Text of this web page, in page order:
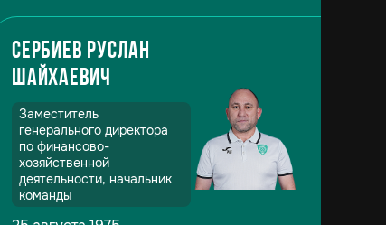
Сербиев Руслан
Шайхаевич
Заместитель
генерального директора
по финансово-
хозяйственной
деятельности, начальник
команды